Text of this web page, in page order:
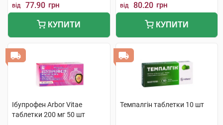
від 77.90 грн
КУПИТИ
від 80.20 грн
КУПИТИ
Ібупрофен Arbor Vitae
таблетки 200 мг 50 шт
Темпалгін таблетки 10 шт